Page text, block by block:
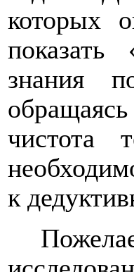
которых
показать
знания
чистота
к